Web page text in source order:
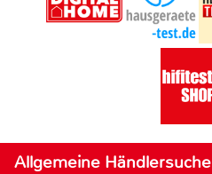
Allgemeine Händlersuche